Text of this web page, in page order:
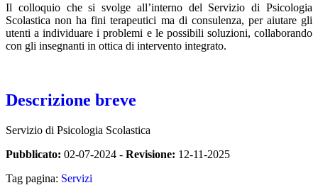
Il colloquio che si svolge all’interno del Servizio di Psicologia
Scolastica non ha fini terapeutici ma di consulenza, per aiutare gli
utenti a individuare i problemi e le possibili soluzioni, collaborando
con gli insegnanti in ottica di intervento integrato.
Descrizione breve
Servizio di Psicologia Scolastica
Pubblicato: 02-07-2024 - Revisione: 12-11-2025
Tag pagina: Servizi